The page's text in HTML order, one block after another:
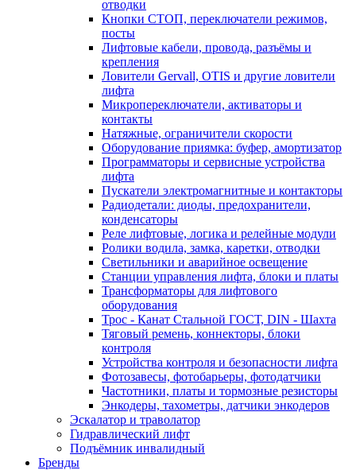
отводки
Кнопки СТОП, переключатели режимов,
посты
Лифтовые кабели, провода, разъёмы и
крепления
Ловители Gervall, OTIS и другие ловители
лифта
Микропереключатели, активаторы и
контакты
Натяжные, ограничители скорости
Оборудование приямка: буфер, амортизатор
Программаторы и сервисные устройства
лифта
Пускатели электромагнитные и контакторы
Радиодетали: диоды, предохранители,
конденсаторы
Реле лифтовые, логика и релейные модули
Ролики водила, замка, каретки, отводки
Светильники и аварийное освещение
Станции управления лифта, блоки и платы
Трансформаторы для лифтового
оборудования
Трос - Канат Стальной ГОСТ, DIN - Шахта
Тяговый ремень, коннекторы, блоки
контроля
Устройства контроля и безопасности лифта
Фотозавесы, фотобарьеры, фотодатчики
Частотники, платы и тормозные резисторы
Энкодеры, тахометры, датчики энкодеров
Эскалатор и траволатор
Гидравлический лифт
Подъёмник инвалидный
Бренды